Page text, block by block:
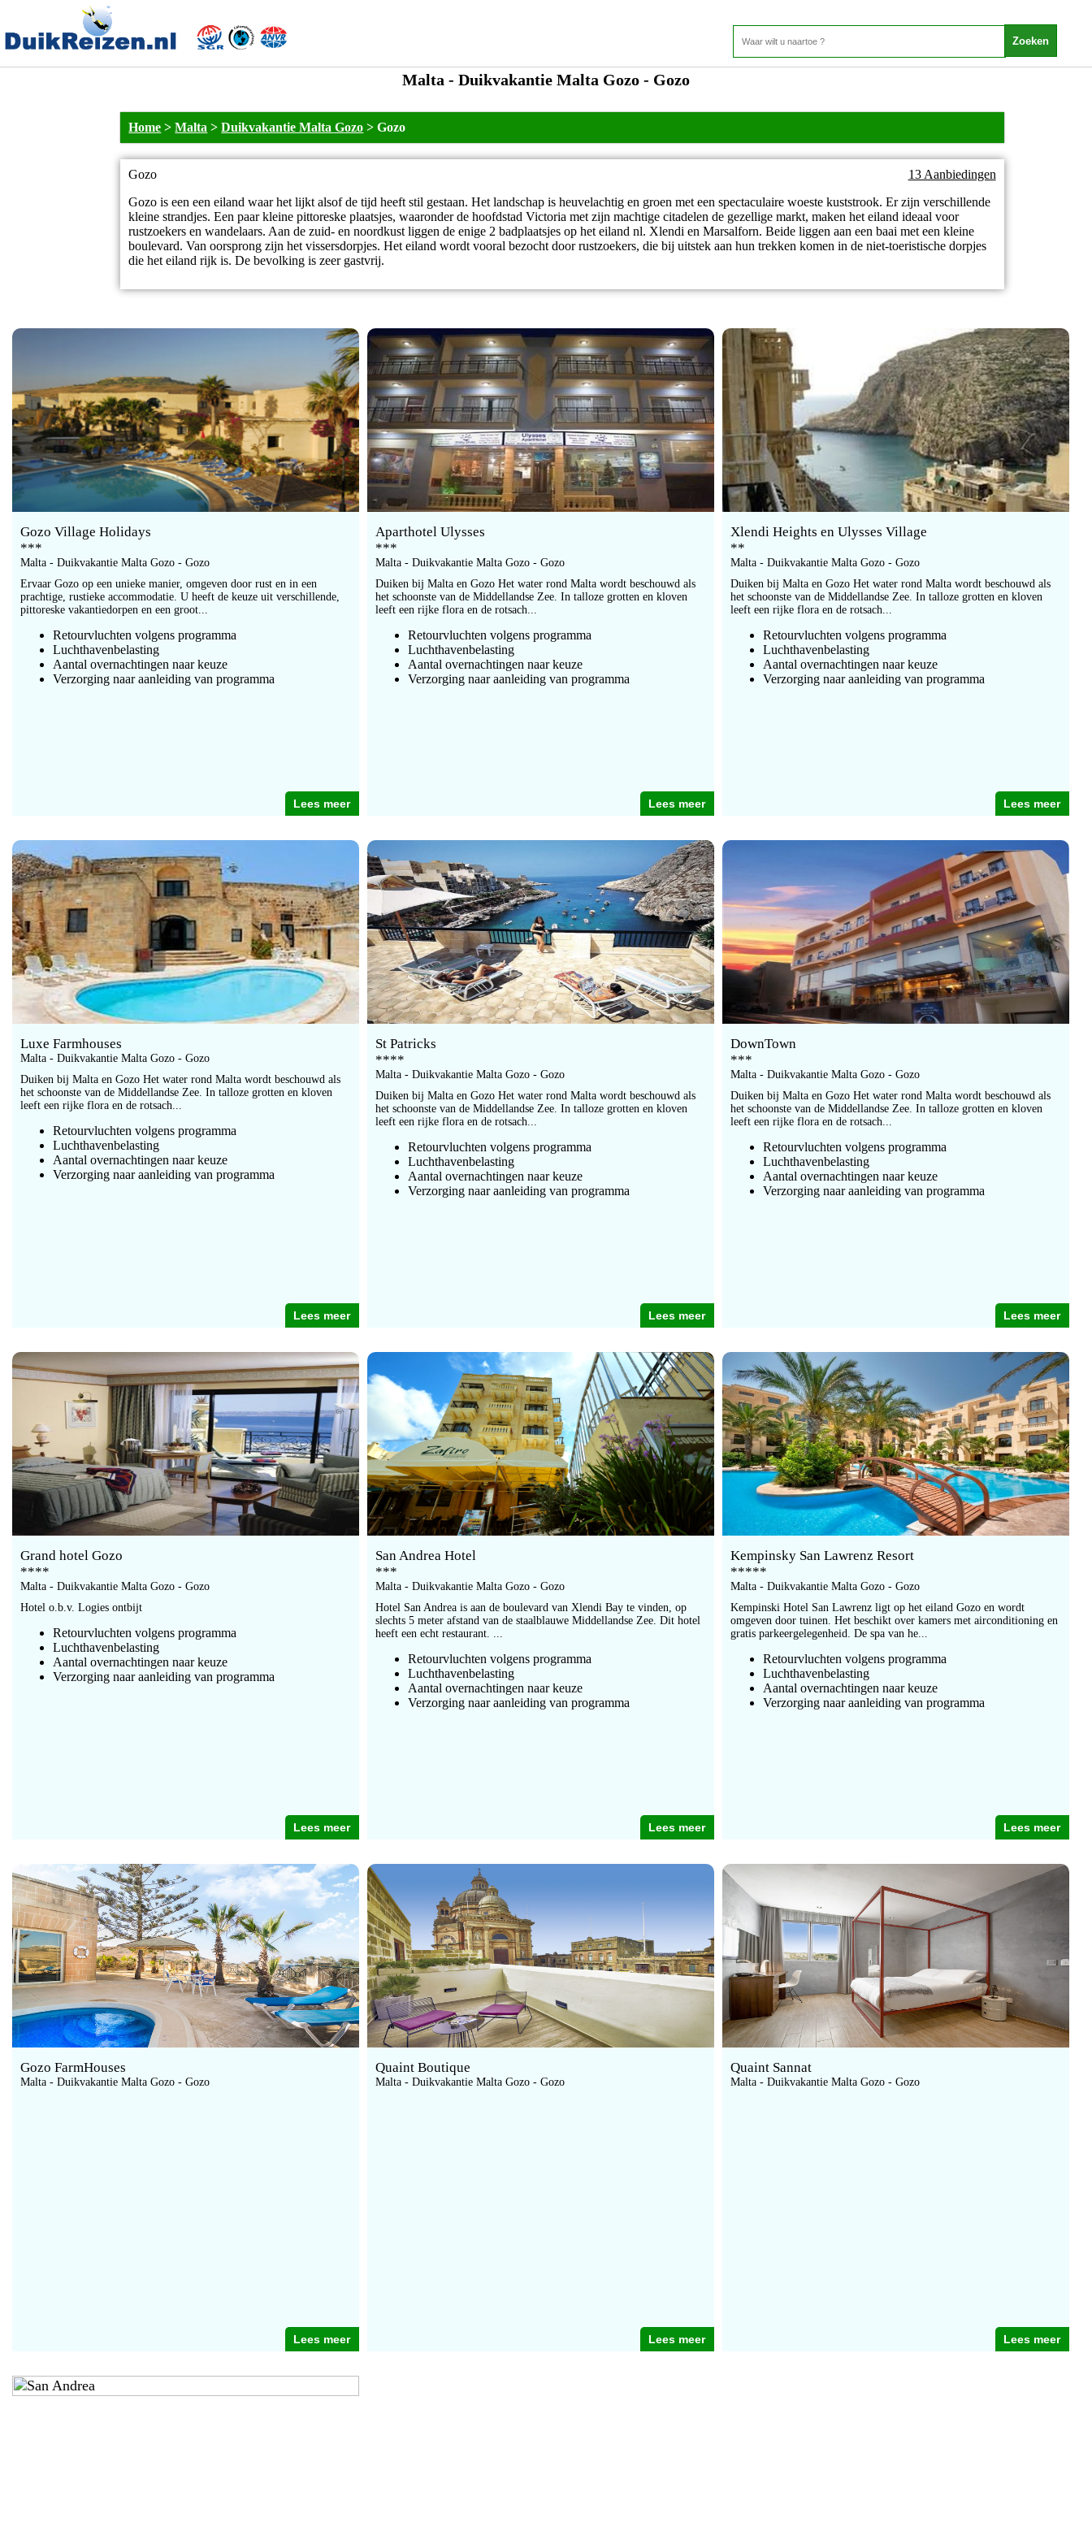
Malta - Duikvakantie Malta Gozo - Gozo
Home >Malta >Duikvakantie Malta Gozo >Gozo
Gozo
13 Aanbiedingen
Gozo is een een eiland waar het lijkt alsof de tijd heeft stil gestaan. Het landschap is heuvelachtig en groen met een spectaculaire woeste kuststrook. Er zijn verschillende
kleine strandjes. Een paar kleine pittoreske plaatsjes, waaronder de hoofdstad Victoria met zijn machtige citadelen de gezellige markt, maken het eiland ideaal voor
rustzoekers en wandelaars. Aan de zuid- en noordkust liggen de enige 2 badplaatsjes op het eiland nl. Xlendi en Marsalforn. Beide liggen aan een baai met een kleine
boulevard. Van oorsprong zijn het vissersdorpjes. Het eiland wordt vooral bezocht door rustzoekers, die bij uitstek aan hun trekken komen in de niet-toeristische dorpjes
die het eiland rijk is. De bevolking is zeer gastvrij.
Gozo Village Holidays
***
Malta - Duikvakantie Malta Gozo - Gozo
Ervaar Gozo op een unieke manier, omgeven door rust en in een
prachtige, rustieke accommodatie. U heeft de keuze uit verschillende,
pittoreske vakantiedorpen en een groot...
Retourvluchten volgens programma
Luchthavenbelasting
Aantal overnachtingen naar keuze
Verzorging naar aanleiding van programma
Lees meer
Aparthotel Ulysses
***
Malta - Duikvakantie Malta Gozo - Gozo
Duiken bij Malta en Gozo Het water rond Malta wordt beschouwd als
het schoonste van de Middellandse Zee. In talloze grotten en kloven
leeft een rijke flora en de rotsach...
Retourvluchten volgens programma
Luchthavenbelasting
Aantal overnachtingen naar keuze
Verzorging naar aanleiding van programma
Lees meer
Xlendi Heights en Ulysses Village
**
Malta - Duikvakantie Malta Gozo - Gozo
Duiken bij Malta en Gozo Het water rond Malta wordt beschouwd als
het schoonste van de Middellandse Zee. In talloze grotten en kloven
leeft een rijke flora en de rotsach...
Retourvluchten volgens programma
Luchthavenbelasting
Aantal overnachtingen naar keuze
Verzorging naar aanleiding van programma
Lees meer
Luxe Farmhouses
Malta - Duikvakantie Malta Gozo - Gozo
Duiken bij Malta en Gozo Het water rond Malta wordt beschouwd als
het schoonste van de Middellandse Zee. In talloze grotten en kloven
leeft een rijke flora en de rotsach...
Retourvluchten volgens programma
Luchthavenbelasting
Aantal overnachtingen naar keuze
Verzorging naar aanleiding van programma
Lees meer
St Patricks
****
Malta - Duikvakantie Malta Gozo - Gozo
Duiken bij Malta en Gozo Het water rond Malta wordt beschouwd als
het schoonste van de Middellandse Zee. In talloze grotten en kloven
leeft een rijke flora en de rotsach...
Retourvluchten volgens programma
Luchthavenbelasting
Aantal overnachtingen naar keuze
Verzorging naar aanleiding van programma
Lees meer
DownTown
***
Malta - Duikvakantie Malta Gozo - Gozo
Duiken bij Malta en Gozo Het water rond Malta wordt beschouwd als
het schoonste van de Middellandse Zee. In talloze grotten en kloven
leeft een rijke flora en de rotsach...
Retourvluchten volgens programma
Luchthavenbelasting
Aantal overnachtingen naar keuze
Verzorging naar aanleiding van programma
Lees meer
Grand hotel Gozo
****
Malta - Duikvakantie Malta Gozo - Gozo
Hotel o.b.v. Logies ontbijt
Retourvluchten volgens programma
Luchthavenbelasting
Aantal overnachtingen naar keuze
Verzorging naar aanleiding van programma
Lees meer
San Andrea Hotel
***
Malta - Duikvakantie Malta Gozo - Gozo
Hotel San Andrea is aan de boulevard van Xlendi Bay te vinden, op
slechts 5 meter afstand van de staalblauwe Middellandse Zee. Dit hotel
heeft een echt restaurant. ...
Retourvluchten volgens programma
Luchthavenbelasting
Aantal overnachtingen naar keuze
Verzorging naar aanleiding van programma
Lees meer
Kempinsky San Lawrenz Resort
*****
Malta - Duikvakantie Malta Gozo - Gozo
Kempinski Hotel San Lawrenz ligt op het eiland Gozo en wordt
omgeven door tuinen. Het beschikt over kamers met airconditioning en
gratis parkeergelegenheid. De spa van he...
Retourvluchten volgens programma
Luchthavenbelasting
Aantal overnachtingen naar keuze
Verzorging naar aanleiding van programma
Lees meer
Gozo FarmHouses
Malta - Duikvakantie Malta Gozo - Gozo
Lees meer
Quaint Boutique
Malta - Duikvakantie Malta Gozo - Gozo
Lees meer
Quaint Sannat
Malta - Duikvakantie Malta Gozo - Gozo
Lees meer